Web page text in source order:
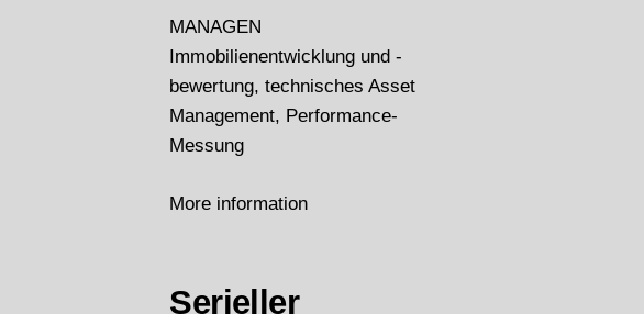
MANAGEN
Immobilienentwicklung und -
bewertung, technisches Asset
Management, Performance-
Messung
More information
Serieller